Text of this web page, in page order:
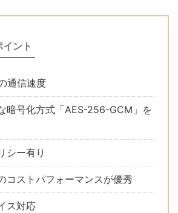
ント
通信速度
暗号化方式「AES-256-GCM」を
シー有り
コストパフォーマンスが優秀
ス対応